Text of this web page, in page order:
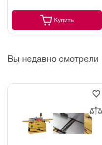
Купить
Вы недавно смотрели